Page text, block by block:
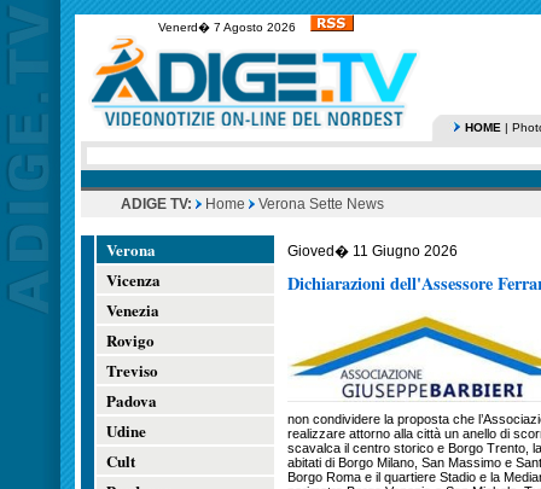
Venerd� 7 Agosto 2026
HOME |
ADIGE TV: Home Verona Sette News
Verona
Vicenza
Venezia
Rovigo
Treviso
Padova
Udine
Cult
Gioved� 11 Giugno 2026
Dichiarazioni dell'Assessore
non condividere la proposta che
realizzare attorno alla città un anello di
scavalca il centro storico e Borgo Trento,
abitati di Borgo Milano, San Massimo e
Borgo Roma e il quartiere Stadio e la